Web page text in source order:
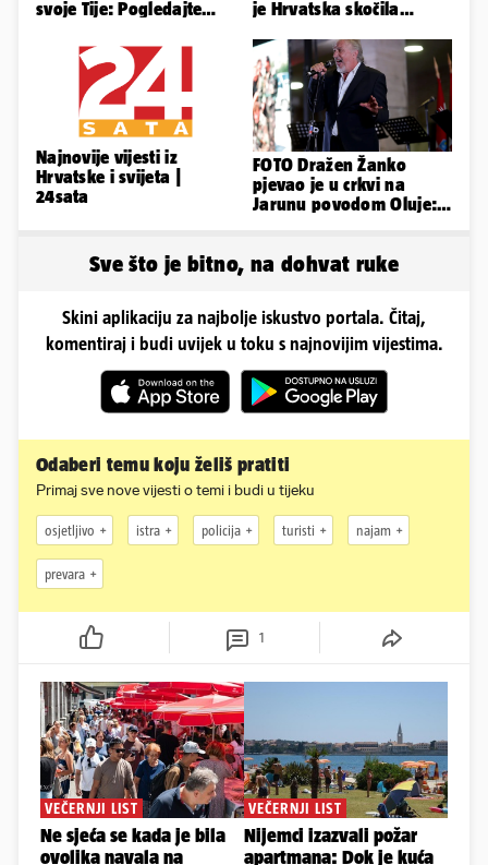
svoje Tije: Pogledajte
vjenčanje...
je Hrvatska skočila
klubova
Najnovije vijesti iz
Hrvatske i svijeta |
24sata
FOTO Dražen Žanko
pjevao je u crkvi na
Jarunu povodom Oluje:
Sve što je bitno, na dohvat ruke
Skini aplikaciju za najbolje iskustvo portala. Čitaj,
komentiraj i budi uvijek u toku s najnovijim vijestima.
Odaberi temu koju želiš pratiti
Primaj sve nove vijesti o temi i budi u tijeku
osjetljivo istra policija turisti najam
prevara
1